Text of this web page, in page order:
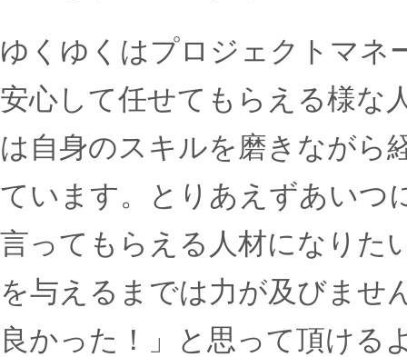
ゆくゆくはプロジェクトマネ
安心して任せてもらえる様な
は自身のスキルを磨きながら
ています。とりあえずあいつ
言ってもらえる人材になりた
を与えるまでは力が及びませ
良かった！」と思って頂ける